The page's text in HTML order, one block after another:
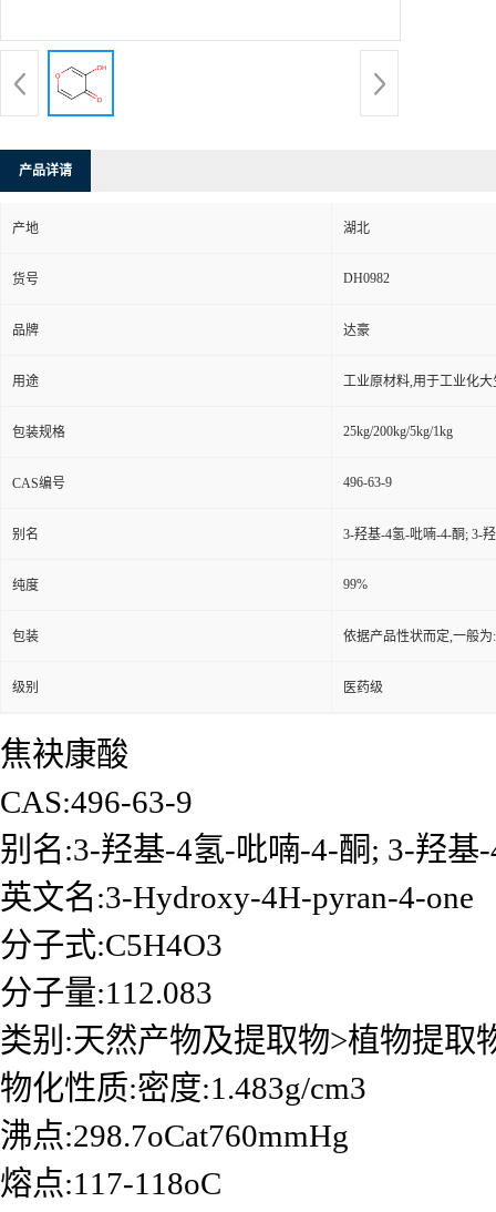
产品详请
产地 湖北
货号 DH0982
品牌 达豪
用途 工业原材料,用于工业化大
包装规格 25kg/200kg/5kg/1kg
CAS编号 496-63-9
别名 3-羟基-4氢-吡喃-4-酮; 3-
纯度 99%
包装 依据产品性状而定,一般
级别 医药级
焦袂康酸
CAS:496-63-9
别名:3-羟基-4氢-吡喃-4-酮; 3-羟基
英文名:3-Hydroxy-4H-pyran-4-one
分子式:C5H4O3
分子量:112.083
类别:天然产物及提取物>植物提取
物化性质:密度:1.483g/cm3
沸点:298.7oCat760mmHg
熔点:117-118oC